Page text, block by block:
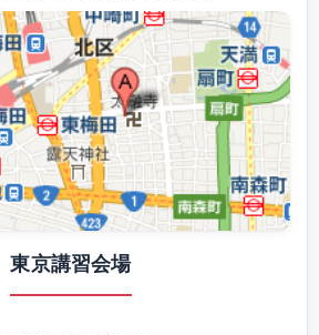
東京講習会場